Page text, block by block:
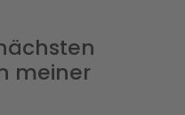
meiner